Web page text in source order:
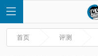
首页 评测